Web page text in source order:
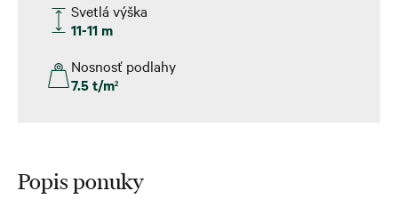
Svetlá výška
11-11 m
Nosnosť podlahy
7.5 t/m2
Popis ponuky